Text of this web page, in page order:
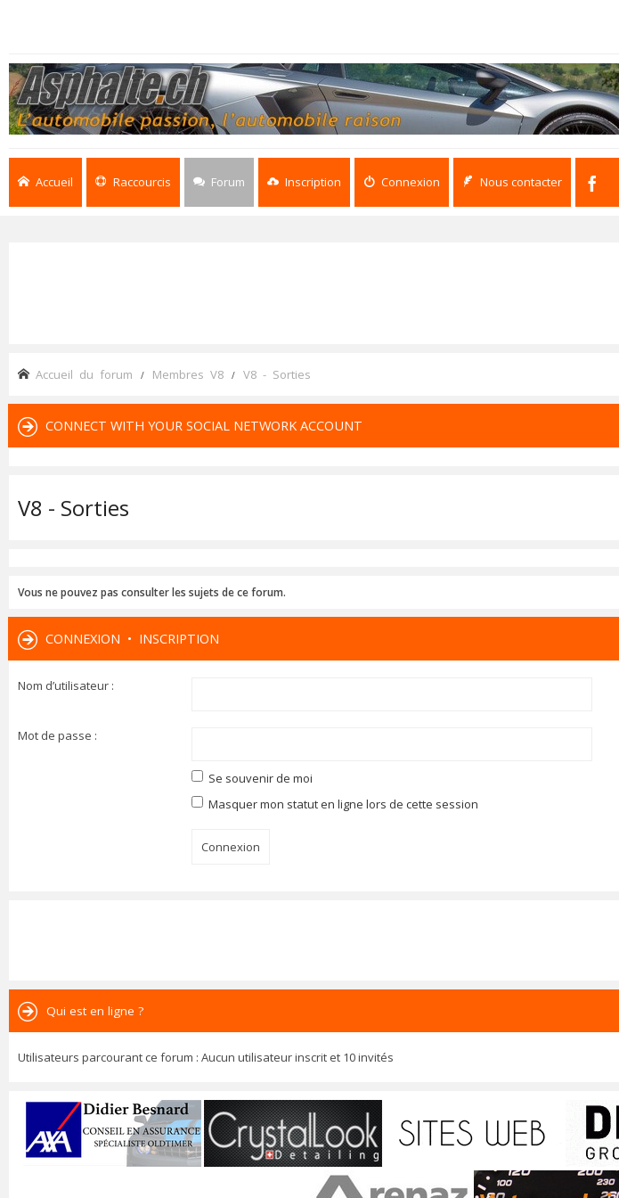
Accueil Raccourcis Forum Inscription Connexion Nous contacter
Accueil du forum Membres V8 V8 - Sorties
CONNECT WITH YOUR SOCIAL NETWORK ACCOUNT
V8 - Sorties
Vous ne pouvez pas consulter les sujets de ce forum.
CONNEXION • INSCRIPTION
Nom d’utilisateur :
Mot de passe :
Se souvenir de moi
Masquer mon statut en ligne lors de cette session
Qui est en ligne ?
Utilisateurs parcourant ce forum : Aucun utilisateur inscrit et 10 invités